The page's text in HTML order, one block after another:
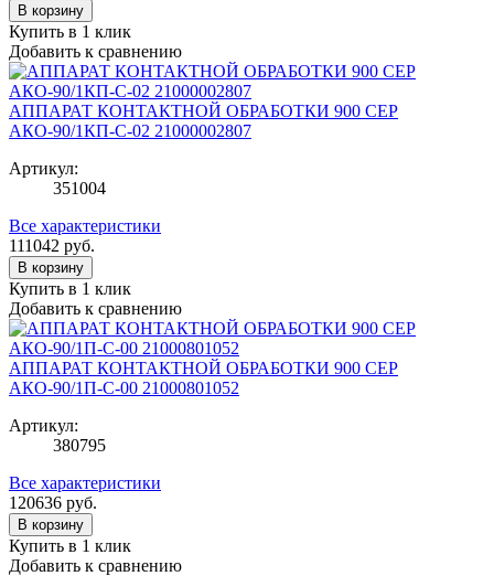
В корзину
Купить в 1 клик
Добавить к сравнению
АППАРАТ КОНТАКТНОЙ ОБРАБОТКИ 900 СЕР
АКО-90/1КП-С-02 21000002807
Артикул:
351004
Все характеристики
111042 руб.
В корзину
Купить в 1 клик
Добавить к сравнению
АППАРАТ КОНТАКТНОЙ ОБРАБОТКИ 900 СЕР
АКО-90/1П-С-00 21000801052
Артикул:
380795
Все характеристики
120636 руб.
В корзину
Купить в 1 клик
Добавить к сравнению